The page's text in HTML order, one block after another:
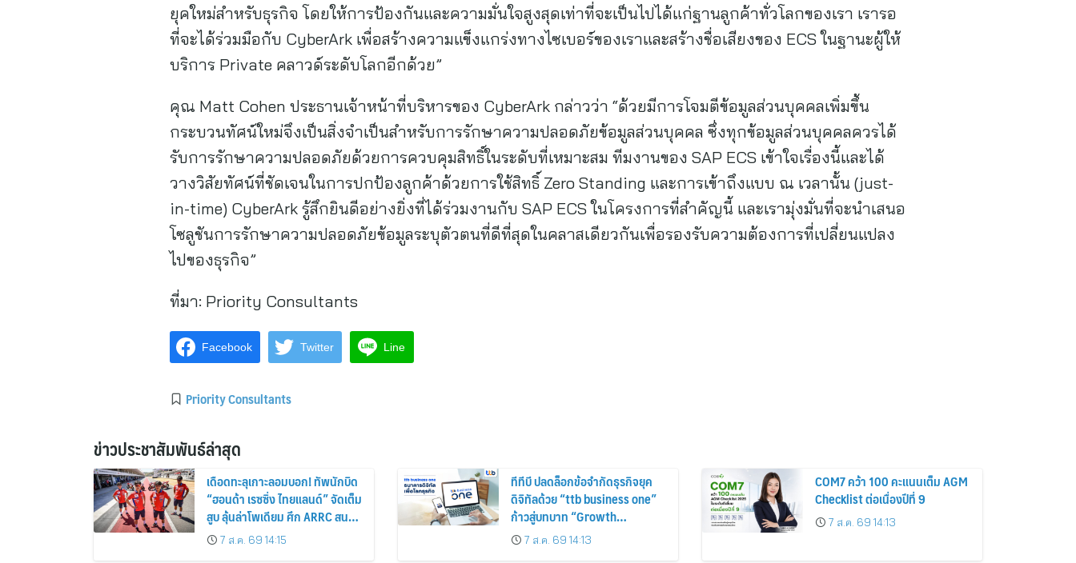
ยุคใหม่สำหรับธุรกิจ โดยให้การป้องกันและความมั่นใจสูงสุดเท่าที่จะเป็นไปได้แก่ฐานลูกค้าทั่วโลกของเรา เรารอ
ที่จะได้ร่วมมือกับ CyberArk เพื่อสร้างความแข็งแกร่งทางไซเบอร์ของเราและสร้างชื่อเสียงของ ECS ในฐานะผู้ให้
บริการ Private คลาวด์ระดับโลกอีกด้วย”
คุณ Matt Cohen ประธานเจ้าหน้าที่บริหารของ CyberArk กล่าวว่า “ด้วยมีการโจมตีข้อมูลส่วนบุคคลเพิ่มขึ้น
กระบวนทัศน์ใหม่จึงเป็นสิ่งจำเป็นสำหรับการรักษาความปลอดภัยข้อมูลส่วนบุคคล ซึ่งทุกข้อมูลส่วนบุคคลควรได้
รับการรักษาความปลอดภัยด้วยการควบคุมสิทธิ์ในระดับที่เหมาะสม ทีมงานของ SAP ECS เข้าใจเรื่องนี้และได้
วางวิสัยทัศน์ที่ชัดเจนในการปกป้องลูกค้าด้วยการใช้สิทธิ์ Zero Standing และการเข้าถึงแบบ ณ เวลานั้น (just-
in-time) CyberArk รู้สึกยินดีอย่างยิ่งที่ได้ร่วมงานกับ SAP ECS ในโครงการที่สำคัญนี้ และเรามุ่งมั่นที่จะนำเสนอ
โซลูชันการรักษาความปลอดภัยข้อมูลระบุตัวตนที่ดีที่สุดในคลาสเดียวกันเพื่อรองรับความต้องการที่เปลี่ยนแปลง
ไปของธุรกิจ”
ที่มา: Priority Consultants
Facebook Twitter Line
Priority Consultants
ข่าวประชาสัมพันธ์ล่าสุด
เดือดทะลุเกาะลอมบอก! ทัพนักบิด
“ฮอนด้า เรซซิ่ง ไทยแลนด์” จัดเต็ม
สูบ ลุ้นล่าโพเดียม ศึก ARRC สนาม
4 ที่มัลดาลิกา
7 ส.ค. 69 14:15
ทีทีบี ปลดล็อกข้อจำกัดธุรกิจยุค
ดิจิทัลด้วย “ttb business one”
ก้าวสู่บทบาท “Growth
Navigator” หนุนลูกค้าสู่การ
เติบโตอย่างแท้จริง
7 ส.ค. 69 14:13
COM7 คว้า 100 คะแนนเต็ม AGM
Checklist ต่อเนื่องปีที่ 9
7 ส.ค. 69 14:13